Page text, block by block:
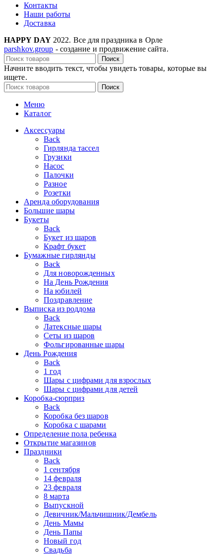
Контакты
Наши работы
Доставка
HAPPY DAY 2022. Все для праздника в Орле
parshkov.group - создание и продвижение сайта.
Поиск
Начните вводить текст, чтобы увидеть товары, которые вы
ищете.
Поиск
Меню
Каталог
Аксессуары
Back
Гирлянда тассел
Грузики
Насос
Палочки
Разное
Розетки
Аренда оборудования
Большие шары
Букеты
Back
Букет из шаров
Крафт букет
Бумажные гирлянды
Back
Для новорожденных
На День Рождения
На юбилей
Поздравление
Выписка из роддома
Back
Латексные шары
Сеты из шаров
Фольгированные шары
День Рождения
Back
1 год
Шары с цифрами для взрослых
Шары с цифрами для детей
Коробка-сюрприз
Back
Коробка без шаров
Коробка с шарами
Определение пола ребенка
Открытие магазинов
Праздники
Back
1 сентября
14 февраля
23 февраля
8 марта
Выпускной
Девичник/Мальчишник/Дембель
День Мамы
День Папы
Новый год
Свадьба